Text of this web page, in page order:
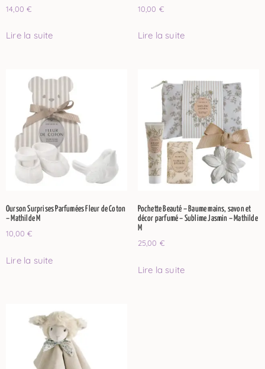
14,00€
Lire la suite
10,00 €
Lire la suite
Ourson Surprises Parfumées Fleur de Coton
– Mathilde M
10,00€
Lire la suite
Pochette Beauté – Baume mains, savon et
décor parfumé – Sublime Jasmin – Mathilde
M
25,00 €
Lire la suite